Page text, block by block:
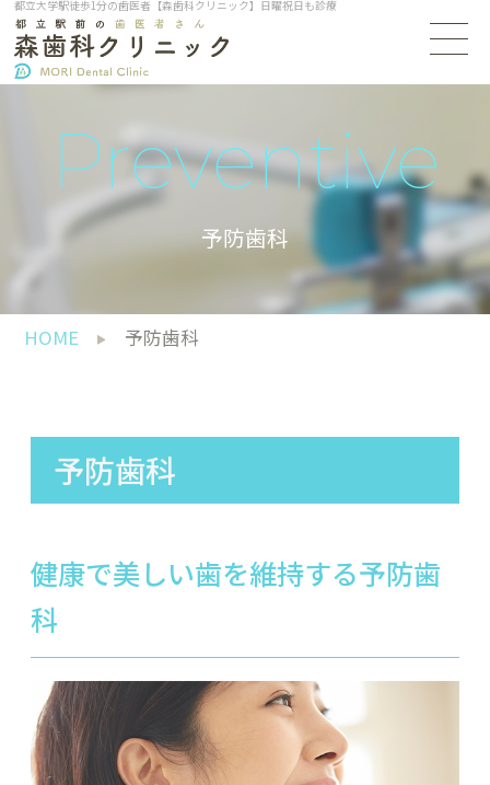
都立大学駅徒歩1分の歯医者【森歯科クリニック】日曜祝日も診療
予防歯科
Preventive
HOME 予防歯科
予防歯科
健康で美しい歯を維持する予防歯
科